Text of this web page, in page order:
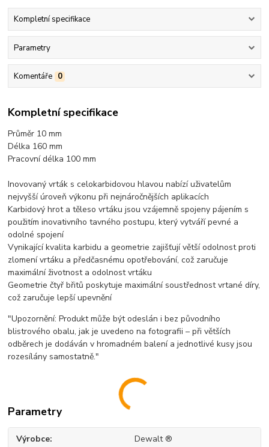
Kompletní specifikace
Parametry
Komentáře 0
Kompletní specifikace
Průměr 10 mm
Délka 160 mm
Pracovní délka 100 mm
Inovovaný vrták s celokarbidovou hlavou nabízí uživatelům
nejvyšší úroveň výkonu při nejnáročnějších aplikacích
Karbidový hrot a těleso vrtáku jsou vzájemně spojeny pájením s
použitím inovativního tavného postupu, který vytváří pevné a
odolné spojení
Vynikající kvalita karbidu a geometrie zajišťují větší odolnost proti
zlomení vrtáku a předčasnému opotřebování, což zaručuje
maximální životnost a odolnost vrtáku
Geometrie čtyř břitů poskytuje maximální soustřednost vrtané díry,
což zaručuje lepší upevnění
"Upozornění: Produkt může být odeslán i bez původního
blistrového obalu, jak je uvedeno na fotografii – při větších
odběrech je dodáván v hromadném balení a jednotlivé kusy jsou
rozesílány samostatně."
Parametry
Výrobce Dewalt ®